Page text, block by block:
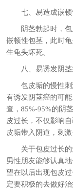
七、易造成嵌
阴茎勃起时，
嵌顿性包茎，此时
生龟头坏死。
八、易诱发阴
包皮垢的慢性
有诱发阴茎癌的可
查，85%-95%的阴
皮过长，不仅影响
皮垢带入阴道，刺
关于包皮过长
男性朋友能够认真
望在以后出现包皮
定要积极的去做好